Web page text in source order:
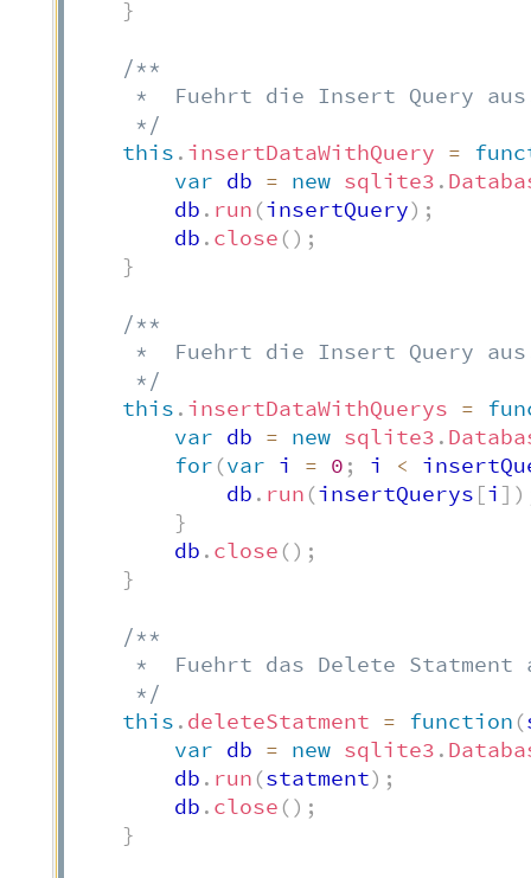
}
/**
*  Fuehrt die Insert Query
     */
this . insertDataWithQuery =
var db = new sqlite3 .
        db
. run (insertQuery) ;
        db
. close () ;
}
/**
*  Fuehrt die Insert Query
     */
this . insertDataWithQuerys =
var db = new sqlite3 .
for (var i = 0 ; i <
            db
. run (insertQuerys [i ] )
}
        db
. close () ;
}
/**
*  Fuehrt das Delete Statment
     */
this . deleteStatment = function (
var db = new sqlite3 .
        db
. run (statment) ;
        db
. close () ;
}